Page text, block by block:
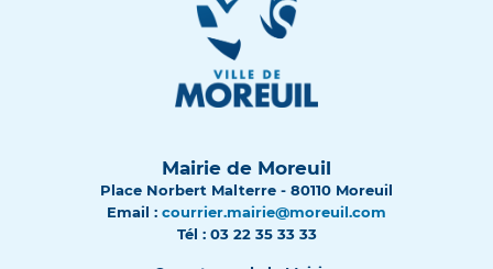
Mairie de Moreuil
Place Norbert Malterre - 80110 Moreuil
Email : courrier.mairie@moreuil.com
Tél : 03 22 35 33 33